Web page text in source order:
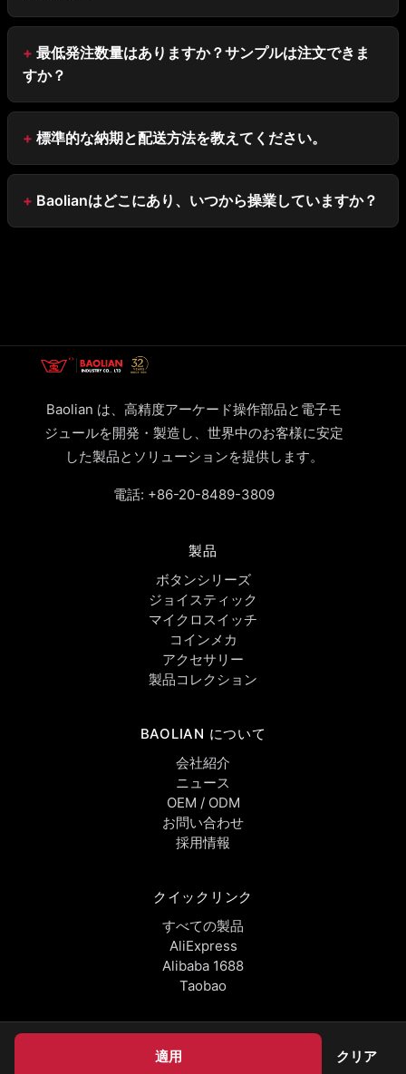
適用 クリア
最低発注数量はありますか？サンプルは注文できま
すか？
標準的な納期と配送方法を教えてください。
Baolianはどこにあり、いつから操業していますか？
Baolian は、高精度アーケード操作部品と電子モ
ジュールを開発・製造し、世界中のお客様に安定
した製品とソリューションを提供します。
電話: +86-20-8489-3809
製品
ボタンシリーズ
ジョイスティック
マイクロスイッチ
コインメカ
アクセサリー
製品コレクション
BAOLIAN について
会社紹介
ニュース
OEM / ODM
お問い合わせ
採用情報
クイックリンク
すべての製品
AliExpress
Alibaba 1688
Taobao
© 2026 Baolian Industry Co., Ltd.. All rights